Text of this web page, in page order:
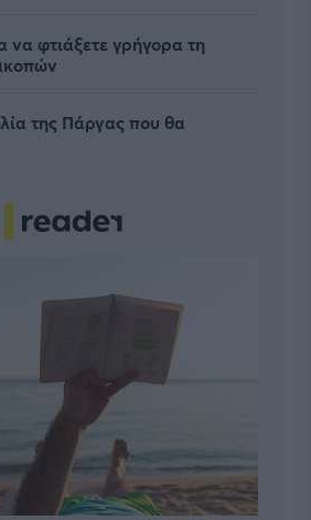
να φτιάξετε γρήγορα τη
της Πάργας που θα